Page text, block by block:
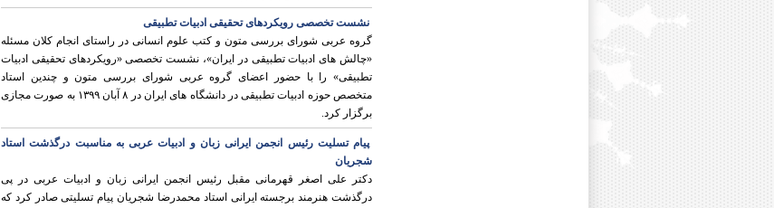
نشست تخصصی رویکردهای تحقیقی ادبیات تطبیقی
گروه عربی شورای بررسی متون و کتب علوم انسانی در راستای انجام کلان مسئله
«چالش های ادبیات تطبیقی در ایران»، نشست تخصصی «رویکردهای تحقیقی ادبیات
تطبیقی» را با حضور اعضای گروه عربی شورای بررسی متون و چندین استاد
متخصص حوزه ادبیات تطبیقی در دانشگاه های ایران در ۸ آبان ۱۳۹۹ به صورت مجازی
برگزار کرد.
پیام تسلیت رئیس انجمن ایرانی زبان و ادبیات عربی به مناسبت درگذشت استاد
شجریان
دکتر علی اصغر قهرمانی مقبل رئیس انجمن ایرانی زبان و ادبیات عربی در پی
درگذشت هنرمند برجسته ایرانی استاد محمدرضا شجریان پیام تسلیتی صادر کرد که